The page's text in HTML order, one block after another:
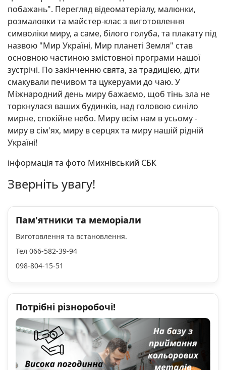
побажань". Перегляд відеоматеріалу, малюнки,
розмаловки та майстер-клас з виготовлення
символіки миру, а саме, білого голуба, та плакату під
назвою "Мир Україні, Мир планеті Земля" став
основною частиною змістовної програми нашої
зустрічі. По закінченню свята, за традицією, діти
смакували печивом та цукеруами до чаю. У
Міжнародний день миру бажаємо, щоб тінь зла не
торкнулася ваших будинків, над головою синіло
мирне, спокійне небо. Миру всім нам в усьому -
миру в сім'ях, миру в серцях та миру нашій рідній
Україні!
інформація та фото Михнівський СБК
Зверніть увагу!
Пам'ятники та меморіали
Виготовлення та встановлення.
Тел 066-582-39-94
098-804-15-51
Потрібні різноробочі!